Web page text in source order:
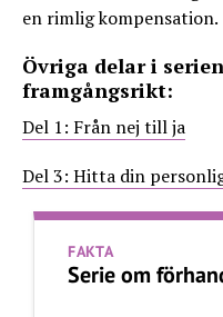
en rimlig kompensation.
Övriga delar i
framgångsrikt:
Del 1: Från nej till ja
Del 3: Hitta din
FAKTA
Serie om